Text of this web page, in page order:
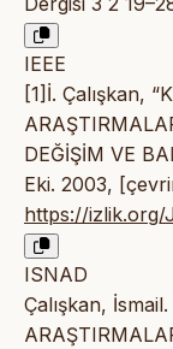
IEEE
[1]İ. Çalışkan,
DEĞİŞİM VE
Eki. 2003,
https://izlik.org/
ISNAD
Çalışkan,